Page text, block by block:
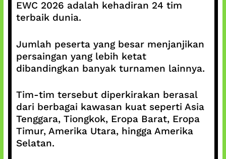
EWC 2026 adalah kehadiran 24 tim
terbaik dunia.
Jumlah peserta yang besar menjanjikan
persaingan yang lebih ketat
dibandingkan banyak turnamen lainnya.
Tim-tim tersebut diperkirakan berasal
dari berbagai kawasan kuat seperti Asia
Tenggara, Tiongkok, Eropa Barat, Eropa
Timur, Amerika Utara, hingga Amerika
Selatan.